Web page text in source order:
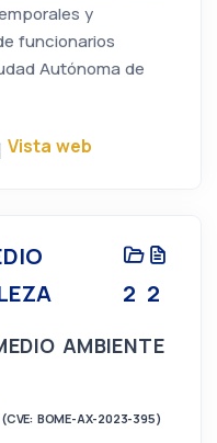
y
funcionarios
Autónoma de
Vista web
2 2
AMBIENTE
(CVE: BOME-AX-2023-395)